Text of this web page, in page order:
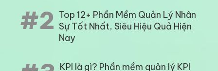
#2 Top 12+ Phần Mềm Quản Lý Nhân
Sự Tốt Nhất, Siêu Hiệu Quả Hiện
Nay
KPI là gì? Phần mềm quản lý KPI